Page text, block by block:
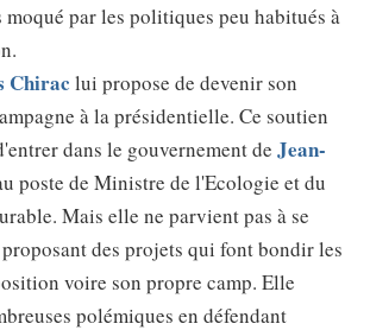
par les politiques peu habitués à
Chirac lui propose de devenir son
à la présidentielle. Ce soutien
dans le gouvernement de Jean-
poste de Ministre de l'Ecologie et du
Mais elle ne parvient pas à se
des projets qui font bondir les
voire son propre camp. Elle
polémiques en défendant